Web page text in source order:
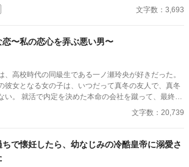
、彼が人生を賭けて挑む調印式の相手が、私の実父で
。 どん底に叩き落とされたサレ妻による、容赦なき
文字数：3,693
恋〜私の恋心を弄ぶ悪い男〜
、高校時代の同級生である一ノ瀬玲央が好きだった。
彼女となる女の子は、いつだって真冬の友人で、真冬
い。 就活で内定を決めた本命の会社を蹴って、最終的
父が経営する会社へ就職をする。 そこには玲央がい
、私は玲央に選ばれない…… そんなある日、玲央
歳 ベリーズカフェからの作品転載分を若
単表紙メーカーにて作成。 アルフ
文字数：20,739
ちで懐妊したら、幼なじみの冷酷皇帝に溺愛さ